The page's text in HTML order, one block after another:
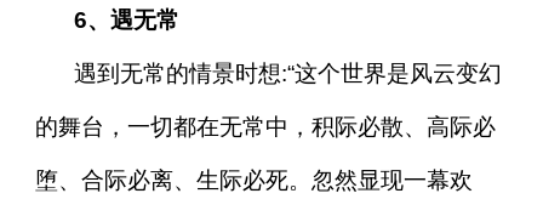
6、遇无常
遇到无常的情景时想:“这个世界是风云变幻
的舞台，一切都在无常中，积际必散、高际必
堕、合际必离、生际必死。忽然显现一幕欢